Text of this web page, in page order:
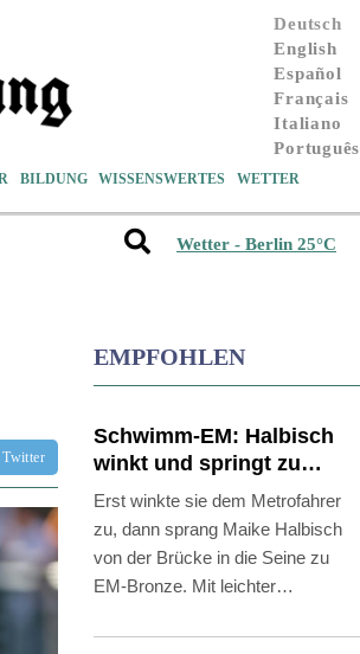
Deutsch
English
Español
Français
Italiano
Português
BILDUNG WISSENSWERTES WETTER
Wetter - Berlin 25°C
auf Twitter
EMPFOHLEN
Schwimm-EM: Halbisch
winkt und springt zu
Bronze
Erst winkte sie dem Metrofahrer
zu, dann sprang Maike Halbisch
von der Brücke in die Seine zu
EM-Bronze. Mit leichter
21 Jahre alte Klippenspringerin im